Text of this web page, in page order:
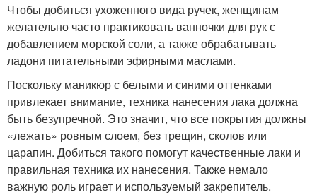
Чтобы добиться ухоженного вида ручек, женщинам
желательно часто практиковать ванночки для рук с
добавлением морской соли, а также обрабатывать
ладони питательными эфирными маслами.
Поскольку маникюр с белыми и синими оттенками
привлекает внимание, техника нанесения лака должна
быть безупречной. Это значит, что все покрытия должны
«лежать» ровным слоем, без трещин, сколов или
царапин. Добиться такого помогут качественные лаки и
правильная техника их нанесения. Также немало
важную роль играет и используемый закрепитель.